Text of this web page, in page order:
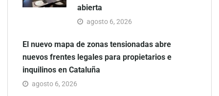
abierta
agosto 6, 2026
El nuevo mapa de zonas tensionadas abre
nuevos frentes legales para propietarios e
inquilinos en Cataluña
agosto 6, 2026